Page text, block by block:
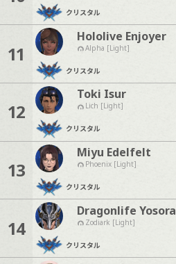
クリスタル
11
Hololive Enjoyer
Alpha [Light]
クリスタル
12
Toki Isur
Lich [Light]
クリスタル
13
Miyu Edelfelt
Phoenix [Light]
クリスタル
14
Dragonlife Yosora
Zodiark [Light]
クリスタル